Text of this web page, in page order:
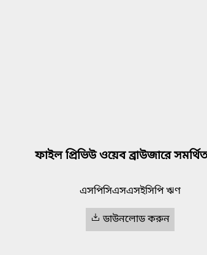
ফাইল প্রিভিউ ওয়েব ব্রাউজারে
এসপিসিএসএসইসিপি ঋণ
ডাউনলোড করুন